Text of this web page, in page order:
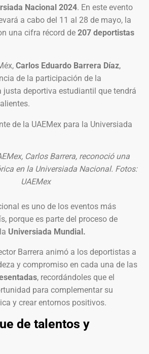
Nacional 2024. En este evento
a cabo del 11 al 28 de mayo, la
una cifra récord de 207 deportistas
Carlos Eduardo Barrera Díaz,
de la participación de la
justa deportiva estudiantil que tendrá
Carlos Barrera, reconoció una
en la Universiada Nacional. Fotos:
UAEMex
es uno de los eventos más
porque es parte del proceso de
Universiada Mundial.
Barrera animó a los deportistas a
y compromiso en cada una de las
, recordándoles que el
para complementar su
y crear entornos positivos.
de talentos y